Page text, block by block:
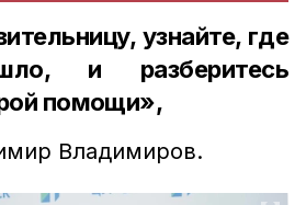
узнайте, где
и разберитесь
помощи»,
Владимиров.